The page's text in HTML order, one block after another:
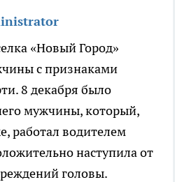
«Новый Город»
с признаками
8 декабря было
мужчины, который,
работал водителем
наступила от
головы.